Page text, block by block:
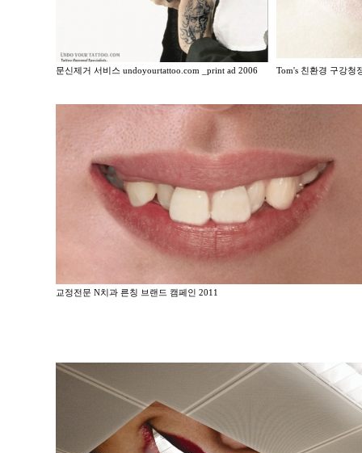
문신제거 서비스 undoyourtattoo.com _print ad 2006 Tom's 친환경 구강청
교정전문 N치과 른칭 브랜드 캠페인 2011